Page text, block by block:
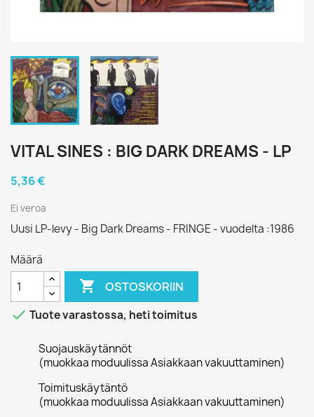
VITAL SINES : BIG DARK DREAMS - LP
5,36 €
Ei veroa
Uusi LP-levy - Big Dark Dreams - FRINGE - vuodelta :1986
Määrä
 OSTOSKORIIN
 Tuote varastossa, heti toimitus
Suojauskäytännöt
(muokkaa moduulissa Asiakkaan vakuuttaminen)
Toimituskäytäntö
(muokkaa moduulissa Asiakkaan vakuuttaminen)